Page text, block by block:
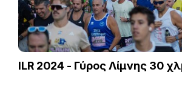
ILR 2024 - Γύρος Λίμνης 30